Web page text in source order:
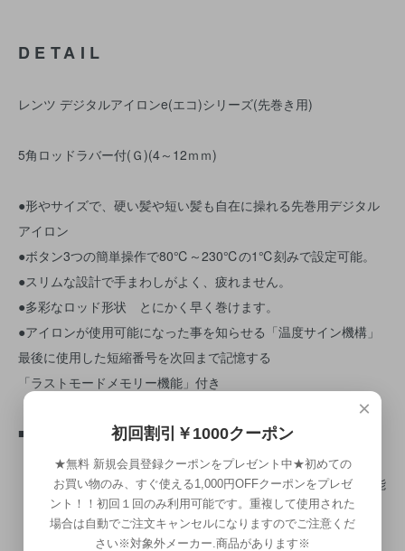
DETAIL
レンツ デジタルアイロンe(エコ)シリーズ(先巻き用)
5角ロッドラバー付(Ｇ)(4～12ｍｍ)
●形やサイズで、硬い髪や短い髪も自在に操れる先巻用デジタル
アイロン
●ボタン3つの簡単操作で80℃～230℃の1℃刻みで設定可能。
●スリムな設計で手まわしがよく、疲れません。
●多彩なロッド形状 とにかく早く巻けます。
●アイロンが使用可能になった事を知らせる「温度サイン機構」
最後に使用した短縮番号を次回まで記憶する
「ラストモードメモリー機能」付き
■仕様
・定格：AC100V 50W 50/60Hz
・設定温度：80℃～230℃までの温度を1℃ステップで設定可能
・温度設定：お好きな温度を5種類まで短縮登録可能
・コードの長さ:約2m
×
初回割引￥1000クーポン
★無料 新規会員登録クーポンをプレゼント中★初めての
お買い物のみ、すぐ使える1,000円OFFクーポンをプレゼ
ント！！初回１回のみ利用可能です。重複して使用された
場合は自動でご注文キャンセルになりますのでご注意くだ
さい※対象外メーカー.商品があります※